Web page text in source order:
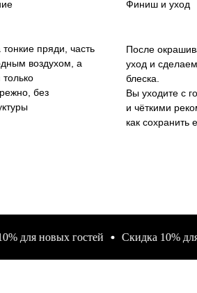
Финиш и уход
пряди, часть
воздухом, а
без
После
уход и
блеска.
Вы уходите с
и чёткими
как сохранить
новых гостей Скидка 10% для